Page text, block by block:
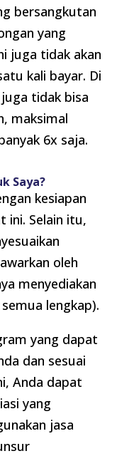
bersangkutan
yang
juga tidak akan
kali bayar. Di
tidak bisa
maksimal
6x saja.
Saya?
kesiapan
ini. Selain itu,
oleh
menyediakan
lengkap).
yang dapat
dan sesuai
Anda dapat
yang
jasa